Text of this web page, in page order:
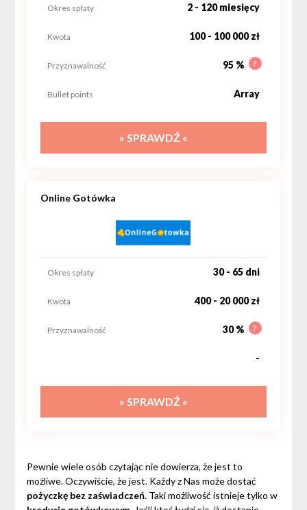
2 - 120 miesięcy
Okres spłaty
100 - 100 000 zł
Kwota
95 % ?
Przyznawalność
Array
Bullet points
» SPRAWDŹ «
Online Gotówka
30 - 65 dni
Okres spłaty
400 - 20 000 zł
Kwota
30 % ?
Przyznawalność
-
» SPRAWDŹ «
Pewnie wiele osób czytając nie dowierza, że jest to
możliwe. Oczywiście, że jest. Każdy z Nas może dostać
pożyczkę bez zaświadczeń. Taki możliwość istnieje tylko w